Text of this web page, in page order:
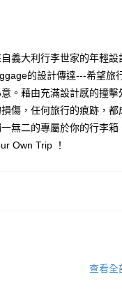
義大利行李世家的年輕設
的設計傳達---希望旅
。藉由充滿設計感的撞擊
傷，任何旅行的痕跡，都
無二的專屬於你的行李箱
Own Trip ！
查看全